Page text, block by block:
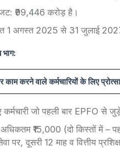
₹99,446 करोड़ है।
1 अगस्त 2025 से 31 जुलाई 2027
काम करने वाले कर्मचारियों के लिए
कर्मचारी जो पहली बार EPFO से
अधिकतम ₹15,000 (दो किस्तों में –
पर, दूसरी 12 माह व वित्तीय